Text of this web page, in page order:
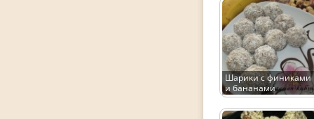
Шарики с финиками
и бананами